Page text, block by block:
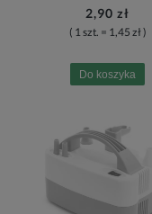
2,90 zł
( 1 szt. = 1,45 zł )
Do koszyka